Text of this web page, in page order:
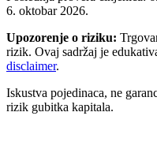
6. oktobar 2026.
Upozorenje o riziku:
rizik. Ovaj sadržaj je
disclaimer.
Iskustva pojedinaca, ne
rizik gubitka kapitala.